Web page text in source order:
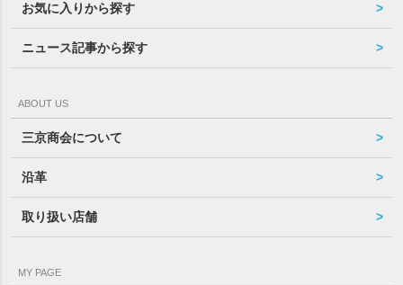
お気に入りから探す
ニュース記事から探す
ABOUT US
三京商会について
沿革
取り扱い店舗
MY PAGE